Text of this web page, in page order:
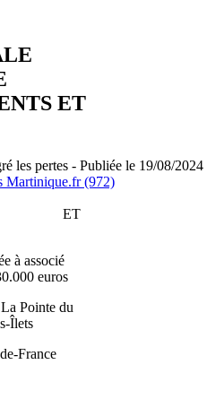
ET
les pertes - Publiée le 19/08/2024
Martinique.fr (972)
ET
à associé
euros
Pointe du
Îlets
France